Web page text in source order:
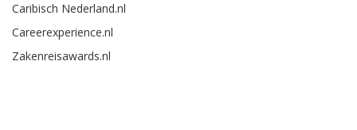
Caribisch Nederland.nl
Careerexperience.nl
Zakenreisawards.nl